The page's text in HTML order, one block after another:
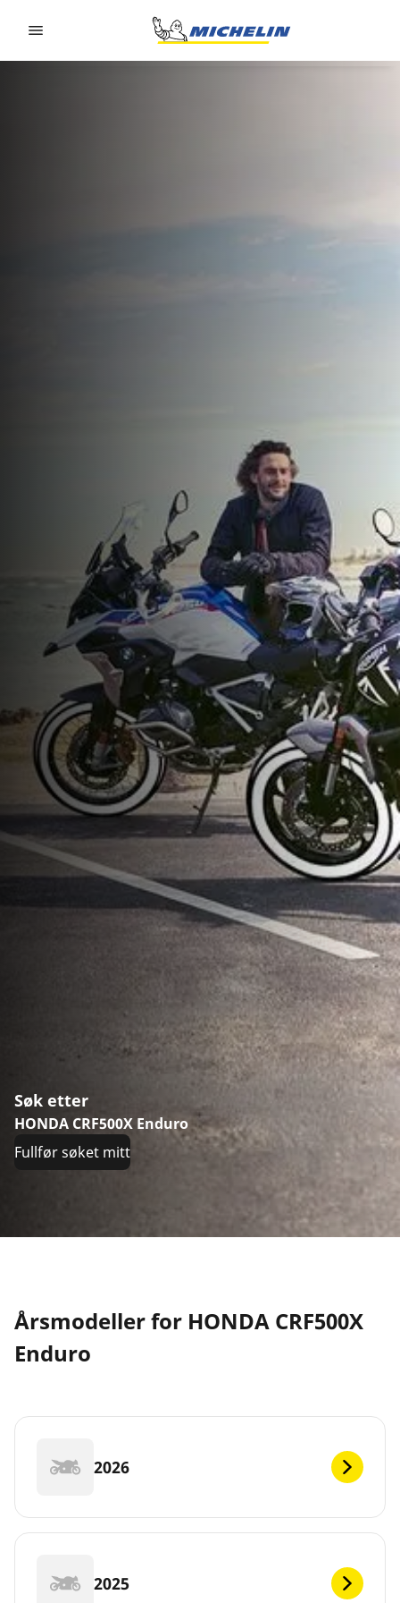
Søk etter
HONDA CRF500X Enduro
Fullfør søket mitt
Årsmodeller for HONDA CRF500X
Enduro
2026
2025